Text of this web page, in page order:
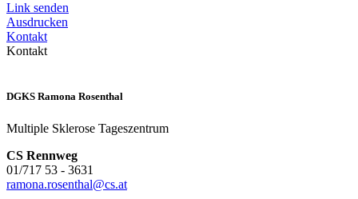
Link senden
Ausdrucken
Kontakt
Kontakt
DGKS Ramona Rosenthal
Multiple Sklerose Tageszentrum
CS Rennweg
01/717 53 - 3631
ramona.rosenthal@cs.at